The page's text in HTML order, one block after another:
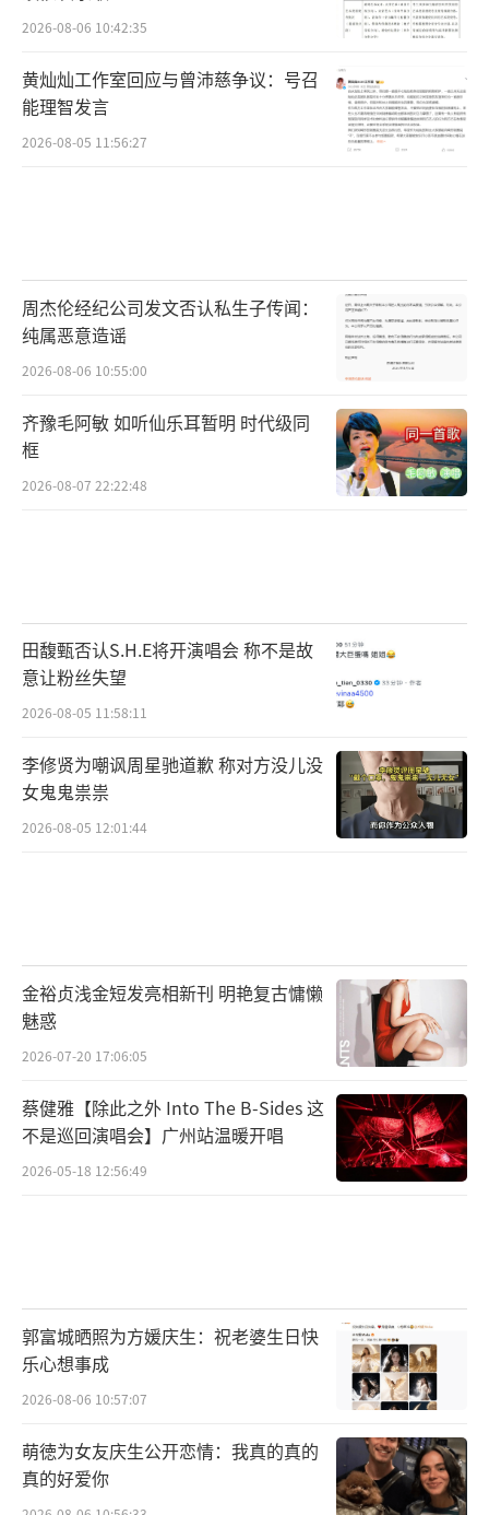
2026-08-06 10:42:35
黄灿灿工作室回应与曾沛慈争议：号召
能理智发言
2026-08-05 11:56:27
周杰伦经纪公司发文否认私生子传闻：
纯属恶意造谣
2026-08-06 10:55:00
齐豫毛阿敏 如听仙乐耳暂明 时代级同
框
2026-08-07 22:22:48
田馥甄否认S.H.E将开演唱会 称不是故
意让粉丝失望
2026-08-05 11:58:11
李修贤为嘲讽周星驰道歉 称对方没儿没
女鬼鬼祟祟
2026-08-05 12:01:44
金裕贞浅金短发亮相新刊 明艳复古慵懒
魅惑
2026-07-20 17:06:05
蔡健雅【除此之外 Into The B-Sides 这
不是巡回演唱会】广州站温暖开唱
2026-05-18 12:56:49
郭富城晒照为方媛庆生：祝老婆生日快
乐心想事成
2026-08-06 10:57:07
萌徳为女友庆生公开恋情：我真的真的
真的好爱你